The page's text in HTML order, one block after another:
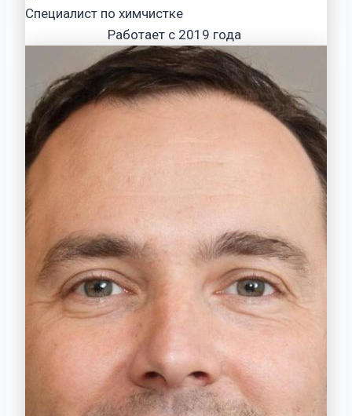
Специалист по химчистке
Работает с 2019 года